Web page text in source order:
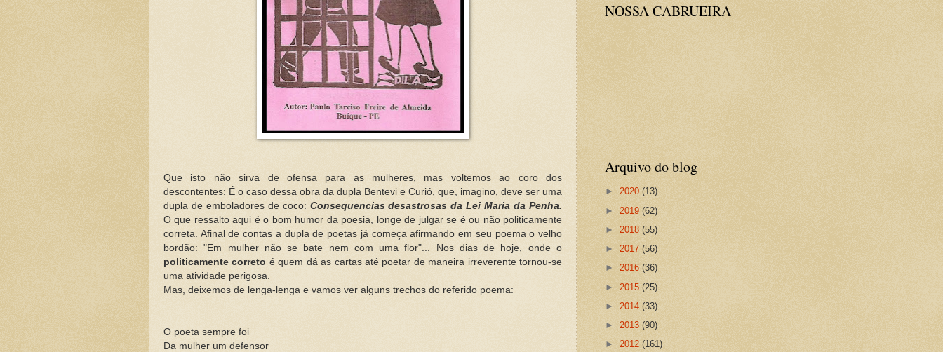
Que isto não sirva de ofensa para as mulheres, mas voltemos ao coro dos
descontentes: É o caso dessa obra da dupla Bentevi e Curió, que, imagino, deve ser uma
dupla de emboladores de coco: Consequencias desastrosas da Lei Maria da Penha.
O que ressalto aqui é o bom humor da poesia, longe de julgar se é ou não politicamente
correta. Afinal de contas a dupla de poetas já começa afirmando em seu poema o velho
bordão: "Em mulher não se bate nem com uma flor"... Nos dias de hoje, onde o
politicamente correto é quem dá as cartas até poetar de maneira irreverente tornou-se
uma atividade perigosa.
Mas, deixemos de lenga-lenga e vamos ver alguns trechos do referido poema:
O poeta sempre foi
Da mulher um defensor
NOSSA CABRUEIRA
Arquivo do blog
► 2020 (13)
► 2019 (62)
► 2018 (55)
► 2017 (56)
► 2016 (36)
► 2015 (25)
► 2014 (33)
► 2013 (90)
► 2012 (161)